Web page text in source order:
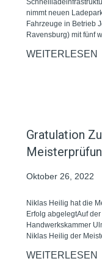
nimmt neuen
Fahrzeuge in Betrieb
Ravensburg) mit fünf
WEITERLESEN
Gratulation
Oktober 26, 2022
Niklas Heilig hat die
Erfolg abgelegtAuf
Handwerkskammer
Niklas Heilig der
WEITERLESEN